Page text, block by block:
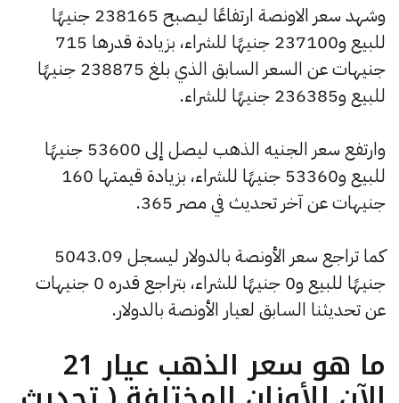
وشهد سعر الاونصة ارتفاعًا ليصبح 238165 جنيهًا
للبيع و237100 جنيهًا للشراء، بزيادة قدرها 715
جنيهات عن السعر السابق الذي بلغ 238875 جنيهًا
للبيع و236385 جنيهًا للشراء.
وارتفع سعر الجنيه الذهب ليصل إلى 53600 جنيهًا
للبيع و53360 جنيهًا للشراء، بزيادة قيمتها 160
جنيهات عن آخر تحديث في مصر 365.
كما تراجع سعر الأونصة بالدولار ليسجل 5043.09
جنيهًا للبيع و0 جنيهًا للشراء، بتراجع قدره 0 جنيهات
عن تحديثنا السابق لعيار الأونصة بالدولار.
ما هو سعر الذهب عيار 21